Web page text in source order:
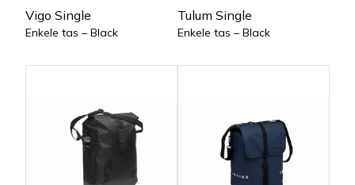
Vigo Single
Enkele tas – Black
Tulum Single
Enkele tas – Black